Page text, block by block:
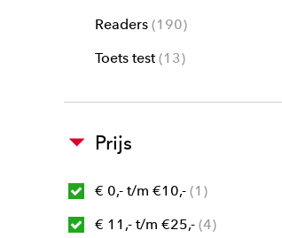
Readers 190
Toets test 13
Prijs
€ 0,- t/m €10,- 1
€ 11,- t/m €25,- 4